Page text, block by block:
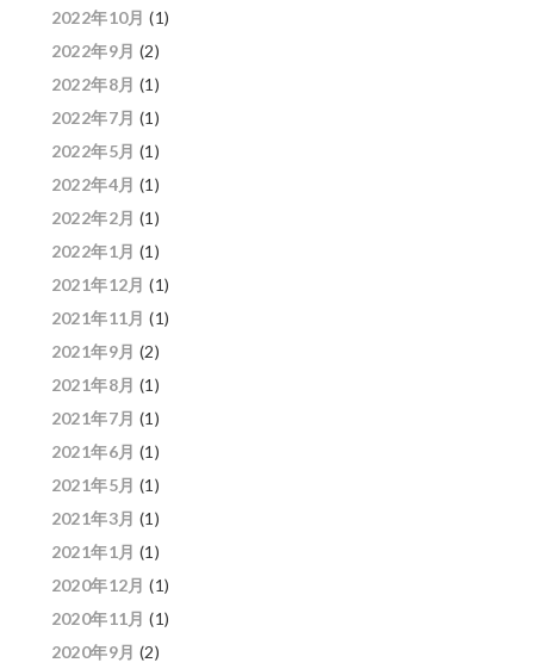
2022年10月 (1)
2022年9月 (2)
2022年8月 (1)
2022年7月 (1)
2022年5月 (1)
2022年4月 (1)
2022年2月 (1)
2022年1月 (1)
2021年12月 (1)
2021年11月 (1)
2021年9月 (2)
2021年8月 (1)
2021年7月 (1)
2021年6月 (1)
2021年5月 (1)
2021年3月 (1)
2021年1月 (1)
2020年12月 (1)
2020年11月 (1)
2020年9月 (2)